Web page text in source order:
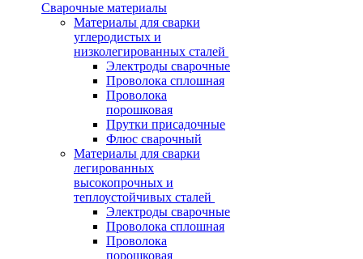
Сварочные материалы
Материалы для сварки
углеродистых и
низколегированных сталей
Электроды сварочные
Проволока сплошная
Проволока
порошковая
Прутки присадочные
Флюс сварочный
Материалы для сварки
легированных
высокопрочных и
теплоустойчивых сталей
Электроды сварочные
Проволока сплошная
Проволока
порошковая